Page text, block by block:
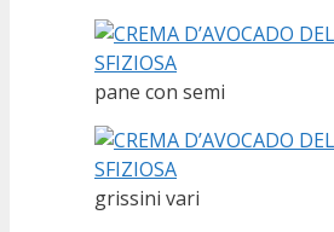
pane con semi
grissini vari